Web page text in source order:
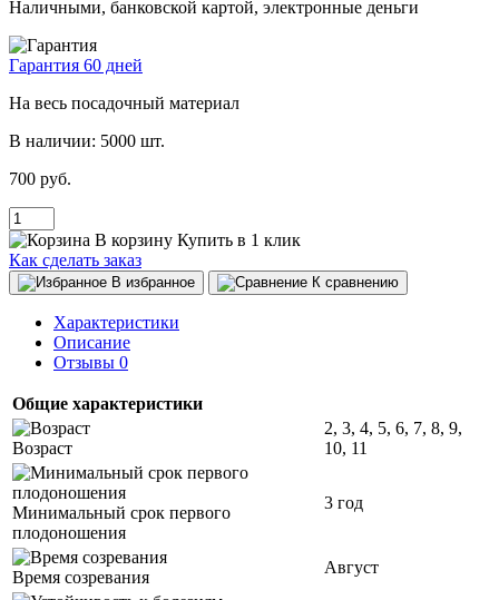
Наличными, банковской картой, электронные деньги
Гарантия 60 дней
На весь посадочный материал
В наличии: 5000 шт.
700 руб.
В корзину Купить в 1 клик
Как сделать заказ
В избранное К сравнению
Характеристики
Описание
Отзывы 0
Общие характеристики
Возраст
2, 3, 4, 5, 6, 7, 8, 9,
10, 11
Минимальный срок первого
плодоношения
3 год
Время созревания
Август